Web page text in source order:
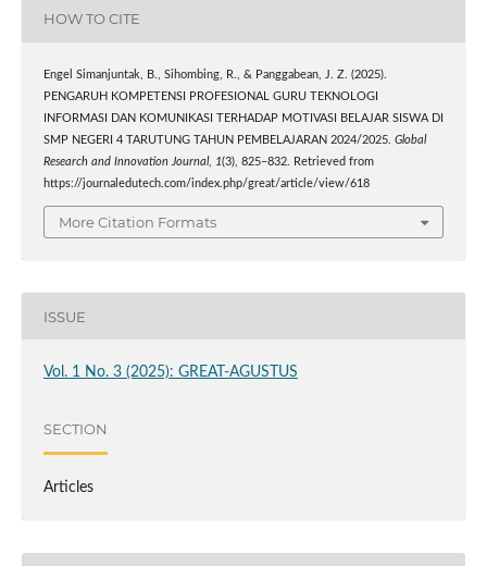
HOW TO CITE
Engel Simanjuntak, B., Sihombing, R., & Panggabean, J. Z. (2025).
PENGARUH KOMPETENSI PROFESIONAL GURU TEKNOLOGI
INFORMASI DAN KOMUNIKASI TERHADAP MOTIVASI BELAJAR SISWA DI
SMP NEGERI 4 TARUTUNG TAHUN PEMBELAJARAN 2024/2025. Global
Research and Innovation Journal, 1(3), 825–832. Retrieved from
https://journaledutech.com/index.php/great/article/view/618
More Citation Formats
ISSUE
Vol. 1 No. 3 (2025): GREAT-AGUSTUS
SECTION
Articles